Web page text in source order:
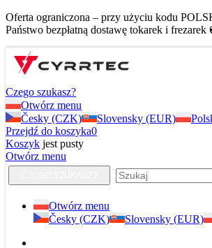
Oferta ograniczona – przy użyciu kodu
Państwo bezpłatną dostawę tokarek i frezarek
Czego szukasz?
Otwórz menu
Česky (CZK)
Slovensky (EUR)
Przejdź do koszyka0
Koszyk jest pusty
Otwórz menu
Otwórz menu
Česky (CZK)
Slovensky (EUR)